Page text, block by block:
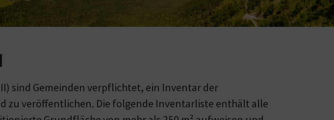
sind Gemeinden verpflichtet, ein Inventar der
veröffentlichen. Die folgende Inventarliste enthält alle